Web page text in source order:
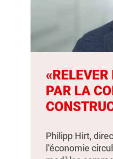
PAR LA
Philipp Hirt,
l’économie